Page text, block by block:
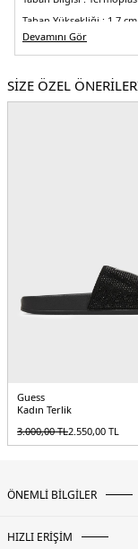
Taban Yüksekliği : 1,7 cm
Burun Tipi :Kare Burun
Devamını Gör
SİZE ÖZEL
Guess
Kadın Terlik
3.000,00TL2.550,00 TL
ÖNEMLİ BİLGİLER
HIZLI ERİŞİM